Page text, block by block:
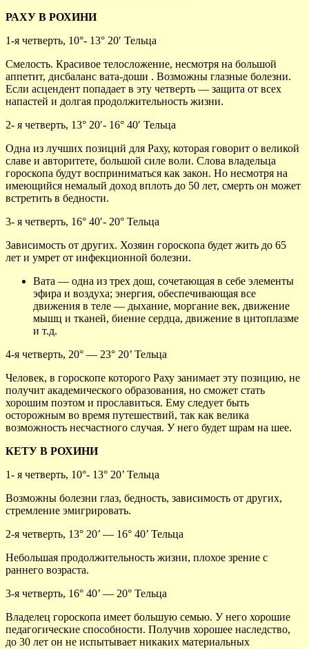
РАХУ В РОХИНИ
1-я четверть, 10°- 13° 20′ Тельца
Смелость. Красивое телосложение, несмотря на большой
аппетит, дисбаланс вата-доши . Возможны глазные болезни.
Если асцендент попадает в эту четверть — защита от всех
напастей и долгая продолжительность жизни.
2- я четверть, 13° 20′- 16° 40′ Тельца
Одна из лучших позиций для Раху, которая говорит о великой
славе и авторитете, большой силе воли. Слова владельца
гороскопа будут восприниматься как закон. Но несмотря на
имеющийся немалый доход вплоть до 50 лет, смерть он может
встретить в бедности.
3- я четверть, 16° 40′- 20° Тельца
Зависимость от других. Хозяин гороскопа будет жить до 65
лет и умрет от инфекционной болезни.
Вата — одна из трех дош, сочетающая в себе элементы
эфира и воздуха; энергия, обеспечивающая все
движения в теле — дыхание, моргание век, движение
мышц и тканей, биение сердца, движение в цитоплазме
и т.д.
4-я четверть, 20° — 23° 20’ Тельца
Человек, в гороскопе которого Раху занимает эту позицию, не
получит академического образования, но сможет стать
хорошим поэтом и прославиться. Ему следует быть
осторожным во время путешествий, так как велика
возможность несчастного случая. У него будет шрам на шее.
КЕТУ В РОХИНИ
1- я четверть, 10°- 13° 20’ Тельца
Возможны болезни глаз, бедность, зависимость от других,
стремление эмигрировать.
2-я четверть, 13° 20’ — 16° 40’ Тельца
Небольшая продолжительность жизни, плохое зрение с
раннего возраста.
3-я четверть, 16° 40’ — 20° Тельца
Владелец гороскопа имеет большую семью. У него хорошие
педагогические способности. Получив хорошее наследство,
до 30 лет он не испытывает никаких материальных